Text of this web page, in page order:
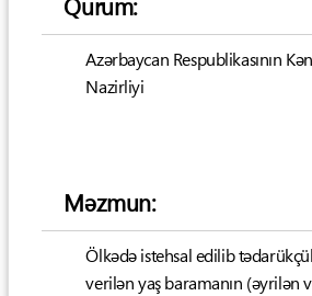
Azərbaycan Respublikasının
Nazirliyi
Məzmun:
Ölkədə istehsal edilib
verilən yaş baramanın (əyrilən